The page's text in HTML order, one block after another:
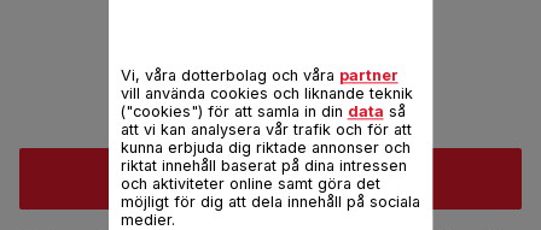
Köp online
Vi, våra dotterbolag och våra partner
vill använda cookies och liknande teknik
("cookies") för att samla in din data så
att vi kan analysera vår trafik och för att
kunna erbjuda dig riktade annonser och
riktat innehåll baserat på dina intressen
och aktiviteter online samt göra det
möjligt för dig att dela innehåll på sociala
medier.